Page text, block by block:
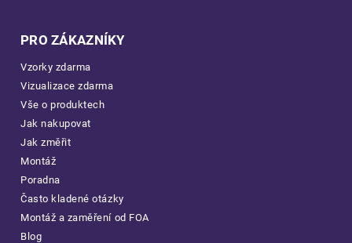
PRO ZÁKAZNÍKY
Vzorky zdarma
Vizualizace zdarma
Vše o produktech
Jak nakupovat
Jak změřit
Montáž
Poradna
Často kladené otázky
Montáž a zaměření od FOA
Blog